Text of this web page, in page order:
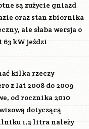
są zużycie gniazd
oraz stan zbiornika
ale słaba wersja o
63 kW jeździ
kilka rzeczy
z lat 2008 do 2009
od rocznika 2010
dotyczącą
1,2 litra należy